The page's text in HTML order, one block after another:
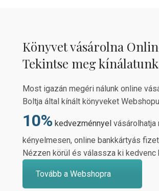
Könyvet vásárolna
Tekintse meg
Most igazán megéri nálunk online
Boltja által kínált könyveket
10% kedvezménnyel vásárolhatja
kényelmesen, online bankkártyás
Nézzen körül és válassza ki kedvenc
Tovább a Webshopra